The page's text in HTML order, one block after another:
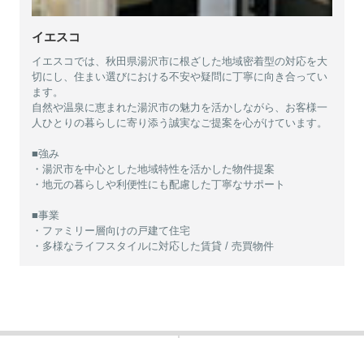
イエスコ
イエスコでは、秋田県湯沢市に根ざした地域密着型の対応を大
切にし、住まい選びにおける不安や疑問に丁寧に向き合ってい
ます。
自然や温泉に恵まれた湯沢市の魅力を活かしながら、お客様一
人ひとりの暮らしに寄り添う誠実なご提案を心がけています。
■強み
・湯沢市を中心とした地域特性を活かした物件提案
・地元の暮らしや利便性にも配慮した丁寧なサポート
■事業
・ファミリー層向けの戸建て住宅
・多様なライフスタイルに対応した賃貸 / 売買物件